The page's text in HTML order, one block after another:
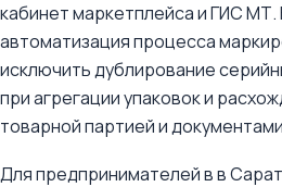
кабинет маркетплейса и ГИС МТ.
автоматизация процесса
исключить дублирование
при агрегации упаковок и
товарной партией и
Для предпринимателей в в